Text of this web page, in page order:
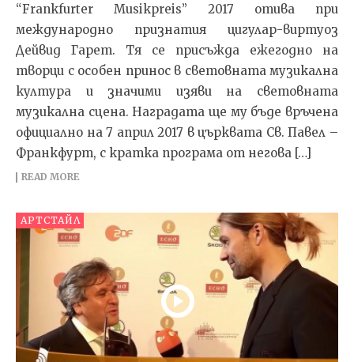
“Frankfurter Musikpreis” 2017 отива при
международно признатия цигулар-виртуоз
Дейвид Гарет. Тя се присъжда ежегодно на
творци с особен принос в световната музикална
култура и значими изяви на световната
музикална сцена. Наградата ще му бъде връчена
официално на 7 април 2017 в църквата Св. Павел –
Франкфурт, с кратка програма от негова […]
READ MORE
АРТСТАЙЛ